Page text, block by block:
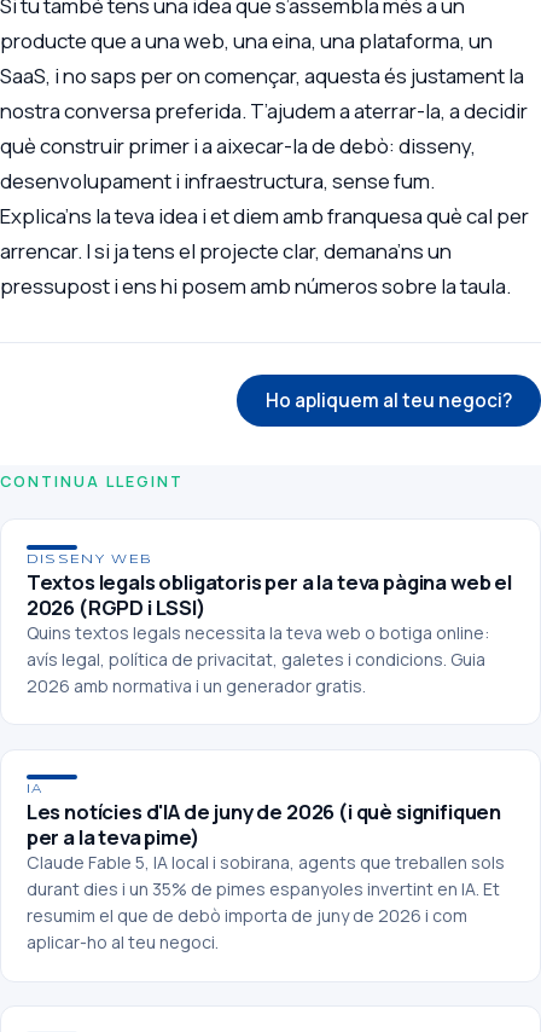
Si tu també tens una idea que s’assembla més a un
producte que a una web, una eina, una plataforma, un
SaaS, i no saps per on començar, aquesta és justament la
nostra conversa preferida. T’ajudem a aterrar-la, a decidir
què construir primer i a aixecar-la de debò: disseny,
desenvolupament i infraestructura, sense fum.
Explica’ns la teva idea i et diem amb franquesa què cal per
arrencar. I si ja tens el projecte clar, demana’ns un
pressuposti ens hi posem amb números sobre la taula.
Ho apliquem al teu negoci?
CONTINUA LLEGINT
DISSENY WEB
Textos legals obligatoris per a la teva pàgina web el
2026 (RGPD i LSSI)
Quins textos legals necessita la teva web o botiga online:
avís legal, política de privacitat, galetes i condicions. Guia
2026 amb normativa i un generador gratis.
IA
Les notícies d'IA de juny de 2026 (i què signifiquen
per a la teva pime)
Claude Fable 5, IA local i sobirana, agents que treballen sols
durant dies i un 35% de pimes espanyoles invertint en IA. Et
resumim el que de debò importa de juny de 2026 i com
aplicar-ho al teu negoci.